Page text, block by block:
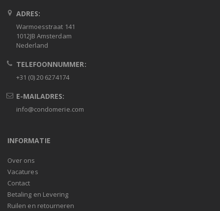
ADRES:
Warmoesstraat 141
1012JB Amsterdam
Nederland
TELEFOONNUMMER:
+31 (0) 20 6274174
E-MAILADRES:
info@condomerie.com
INFORMATIE
Over ons
Vacatures
Contact
Betaling en Levering
Ruilen en retourneren